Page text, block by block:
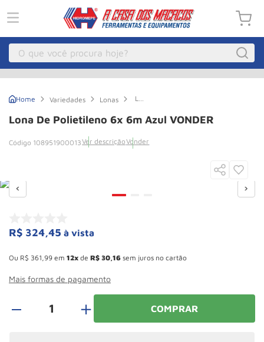
O que você procura hoje?
Variedades Lonas
Lona
Polietileno
6x
Azul
Lona De Polietileno 6x 6m Azul VONDER
108951900013Ver descriçãoVonder
R$ 324,45 à vista
Ou R$ 361 99 em 12 de R$ 30 16 sem juros no cartão
Mais formas de pagamento
＋ COMPRAR
3 Macaco Hidraulico
4º Macaco Jacare
6
8 Talha